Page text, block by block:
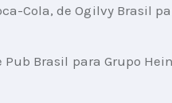
Cola, de Ogilvy Brasil
Pub Brasil para Grupo